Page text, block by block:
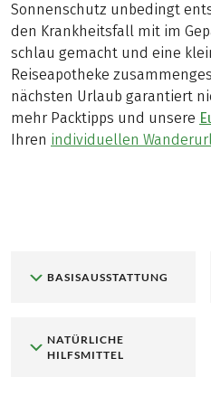
Sonnenschutz unbedingt
den Krankheitsfall mit im
schlau gemacht und eine
Reiseapotheke
nächsten Urlaub garantiert
mehr Packtipps und unsere
Ihren individuellen
BASISAUSSTATTUNG
NATÜRLICHE
HILFSMITTEL